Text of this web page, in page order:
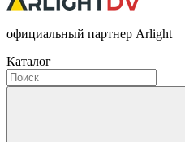
официальный партнер Arlight
Каталог